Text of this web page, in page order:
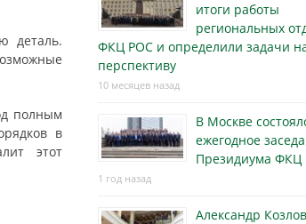
деталь.
полным
в
этот
итоги работы
региональных
ФКЦ РОС и определили задачи
перспективу
10 месяцев назад
В Москве
ежегодное
Президиума ФКЦ
1 год назад
Александр